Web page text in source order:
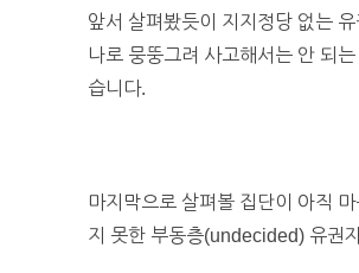
앞서 살펴봤듯이 지지정당 없는
나로 뭉뚱그려 사고해서는 안 되
습니다.
마지막으로 살펴볼 집단이 아직
지 못한 부동층(undecided) 유권